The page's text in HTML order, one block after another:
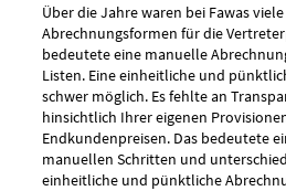
Über die Jahre waren bei Fawas
Abrechnungsformen für die
bedeutete eine manuelle
Listen. Eine einheitliche und
schwer möglich. Es fehlte an
hinsichtlich Ihrer eigenen
Endkundenpreisen. Das bedeutete
manuellen Schritten und
einheitliche und pünktliche